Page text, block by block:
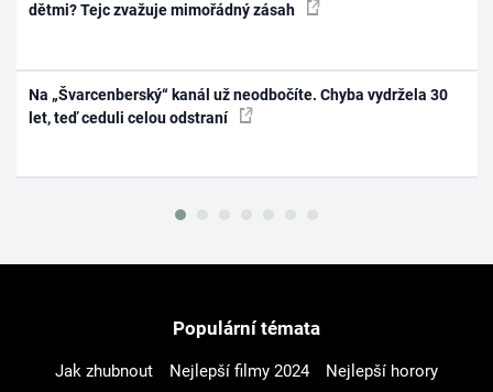
dětmi? Tejc zvažuje mimořádný zásah
Na „Švarcenberský“ kanál už neodbočíte. Chyba vydržela 30
let, teď ceduli celou odstraní
Populární témata
Jak zhubnout Nejlepší filmy 2024
Nejlepší horory